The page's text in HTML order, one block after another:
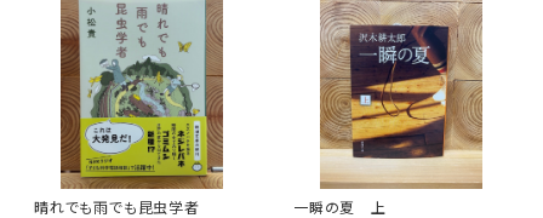
晴れでも雨でも昆虫学者 一瞬の夏 上